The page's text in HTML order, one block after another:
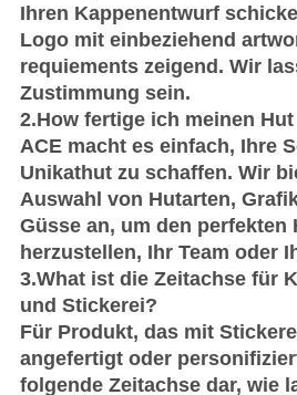
Ihren Kappenentwurf
Logo mit einbeziehend
requiements zeigend. Wir
Zustimmung sein.
2.How fertige ich meinen
ACE macht es einfach, Ihre
Unikathut zu schaffen. Wir
Auswahl von Hutarten,
Güsse an, um den perfekten
herzustellen, Ihr Team oder
3.What ist die Zeitachse für
und Stickerei?
Für Produkt, das mit
angefertigt oder
folgende Zeitachse dar, wie